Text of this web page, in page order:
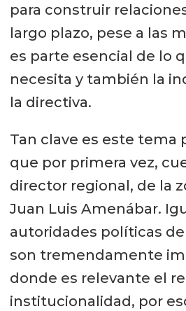
para construir
largo plazo, pese a las
es parte esencial de lo
necesita y también la
la directiva.
Tan clave es este tema
que por primera vez,
director regional, de la
Juan Luis Amenábar.
autoridades políticas
son tremendamente
donde es relevante el
institucionalidad, por